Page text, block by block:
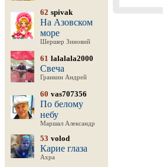
62 spivak
На Азовском
море
Шершер Зиновий
61 lalalala2000
Свеча
Гранкин Андрей
60 vas707356
По белому
небу
Маршал Александр
53 volod
Карие глаза
Ахра